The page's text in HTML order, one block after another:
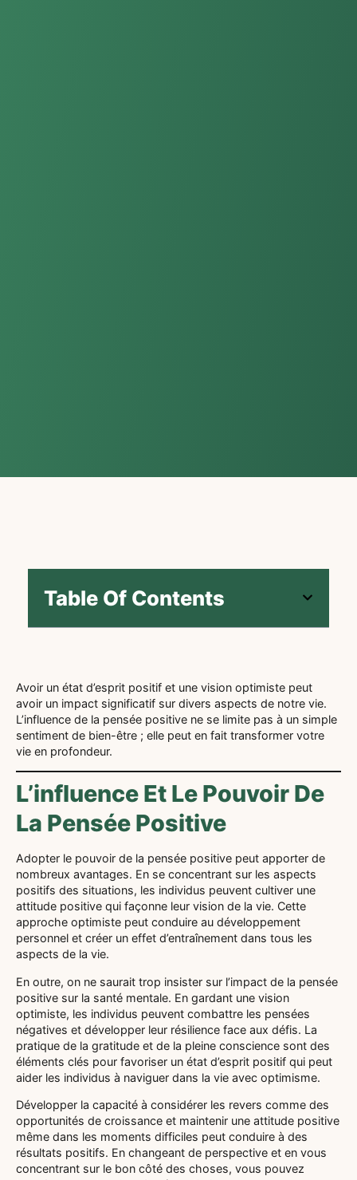
Table Of Contents
Avoir un état d’esprit positif et une vision optimiste peut
avoir un impact significatif sur divers aspects de notre vie.
L’influence de la pensée positive ne se limite pas à un simple
sentiment de bien-être ; elle peut en fait transformer votre
vie en profondeur.
L’influence Et Le Pouvoir De
La Pensée Positive
Adopter le pouvoir de la pensée positive peut apporter de
nombreux avantages. En se concentrant sur les aspects
positifs des situations, les individus peuvent cultiver une
attitude positive qui façonne leur vision de la vie. Cette
approche optimiste peut conduire au développement
personnel et créer un effet d’entraînement dans tous les
aspects de la vie.
En outre, on ne saurait trop insister sur l’impact de la pensée
positive sur la santé mentale. En gardant une vision
optimiste, les individus peuvent combattre les pensées
négatives et développer leur résilience face aux défis. La
pratique de la gratitude et de la pleine conscience sont des
éléments clés pour favoriser un état d’esprit positif qui peut
aider les individus à naviguer dans la vie avec optimisme.
Développer la capacité à considérer les revers comme des
opportunités de croissance et maintenir une attitude positive
même dans les moments difficiles peut conduire à des
résultats positifs. En changeant de perspective et en vous
concentrant sur le bon côté des choses, vous pouvez